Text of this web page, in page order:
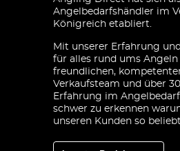
Angelbedarfshändler im
Königreich etabliert.
Mit unserer Erfahrung
für alles rund ums Angeln
freundlichen,
Verkaufsteam und über
Erfahrung im
schwer zu erkennen
unseren Kunden so